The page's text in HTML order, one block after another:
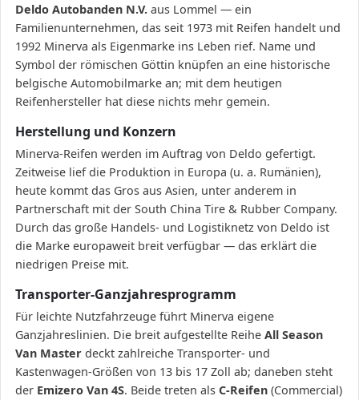
Deldo Autobanden N.V. aus Lommel — ein
Familienunternehmen, das seit 1973 mit Reifen handelt und
1992 Minerva als Eigenmarke ins Leben rief. Name und
Symbol der römischen Göttin knüpfen an eine historische
belgische Automobilmarke an; mit dem heutigen
Reifenhersteller hat diese nichts mehr gemein.
Herstellung und Konzern
Minerva-Reifen werden im Auftrag von Deldo gefertigt.
Zeitweise lief die Produktion in Europa (u. a. Rumänien),
heute kommt das Gros aus Asien, unter anderem in
Partnerschaft mit der South China Tire & Rubber Company.
Durch das große Handels- und Logistiknetz von Deldo ist
die Marke europaweit breit verfügbar — das erklärt die
niedrigen Preise mit.
Transporter-Ganzjahresprogramm
Für leichte Nutzfahrzeuge führt Minerva eigene
Ganzjahreslinien. Die breit aufgestellte Reihe All Season
Van Master deckt zahlreiche Transporter- und
Kastenwagen-Größen von 13 bis 17 Zoll ab; daneben steht
der Emizero Van 4S. Beide treten als C-Reifen (Commercial)